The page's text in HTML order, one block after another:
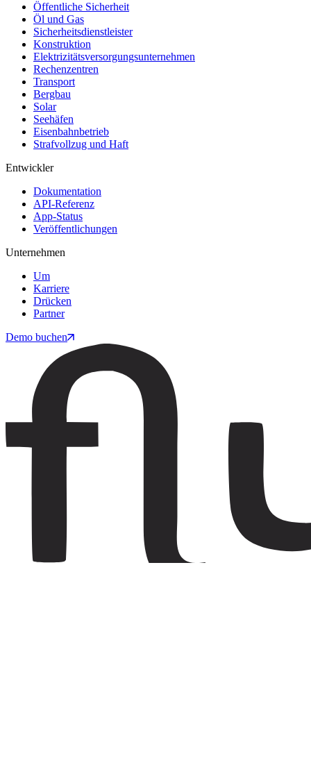
Öffentliche Sicherheit
Öl und Gas
Sicherheitsdienstleister
Konstruktion
Elektrizitätsversorgungsunternehmen
Rechenzentren
Transport
Bergbau
Solar
Seehäfen
Eisenbahnbetrieb
Strafvollzug und Haft
Entwickler
Dokumentation
API-Referenz
App-Status
Veröffentlichungen
Unternehmen
Um
Karriere
Drücken
Partner
Demo buchen